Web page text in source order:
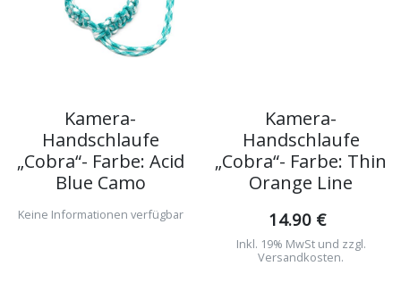
Kamera-
Handschlaufe
„Cobra“- Farbe: Acid
Blue Camo
Keine Informationen verfügbar
Kamera-
Handschlaufe
„Cobra“- Farbe: Thin
Orange Line
14.90 €
Inkl. 19% MwSt und zzgl.
Versandkosten.